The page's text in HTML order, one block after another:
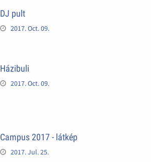
DJ pult
2017. Oct. 09.
Házibuli
2017. Oct. 09.
Campus 2017 - látkép
2017. Jul. 25.